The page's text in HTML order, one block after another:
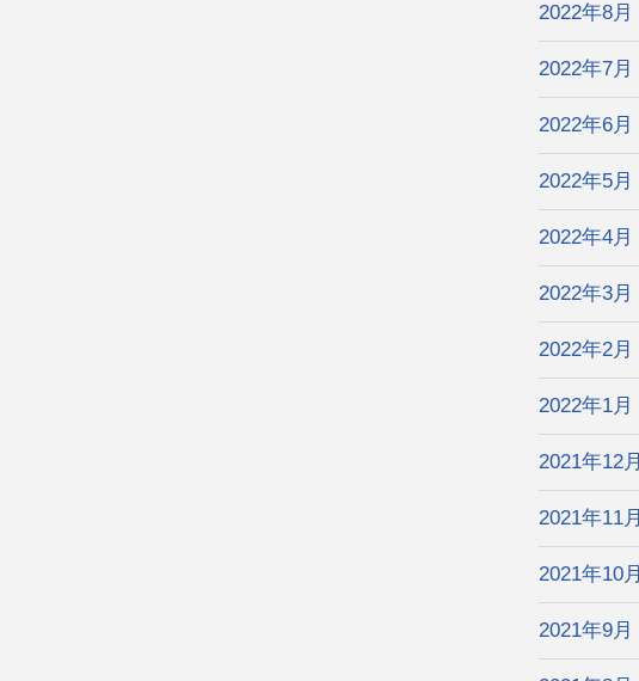
2022年8月
2022年7月
2022年6月
2022年5月
2022年4月
2022年3月
2022年2月
2022年1月
2021年12月
2021年11月
2021年10月
2021年9月